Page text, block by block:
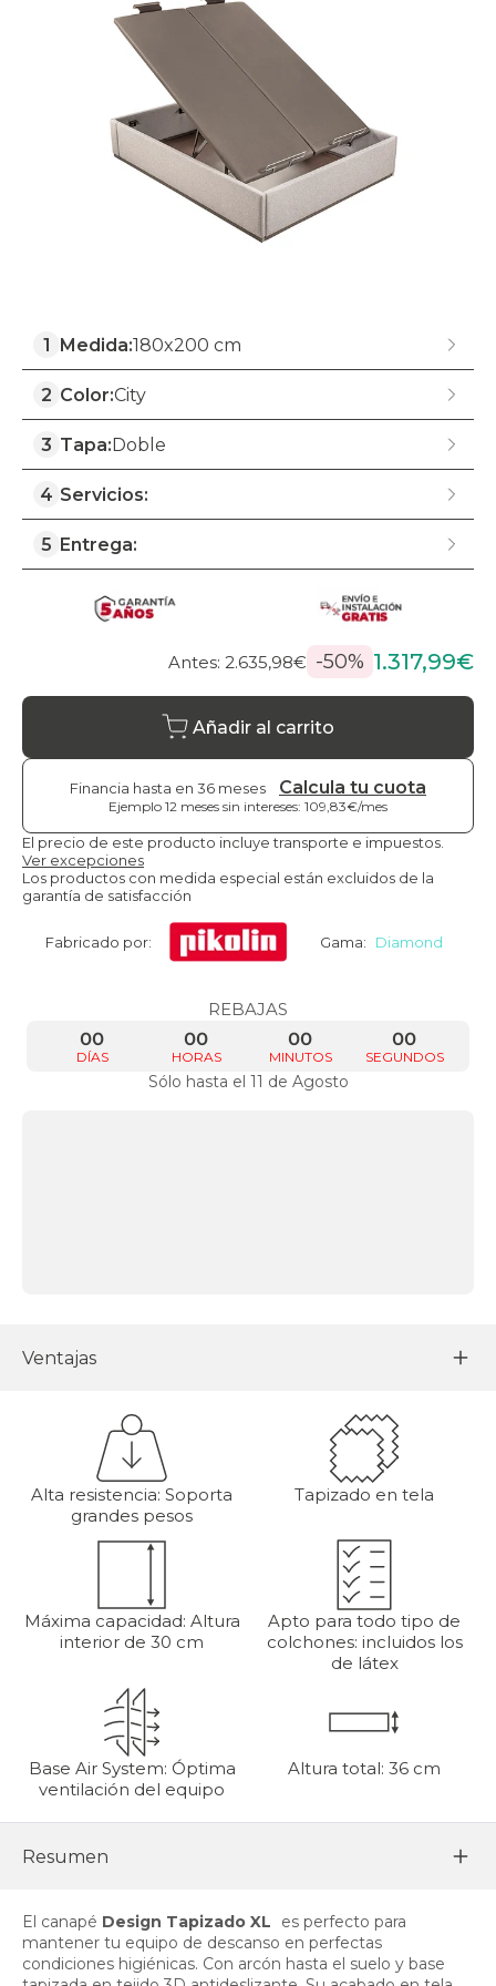
1 Medida:180x200 cm
2 Color:City
3 Tapa: Doble
4 Servicios:
5 Entrega:
Antes: 2.635,98€ -50% 1.317,99€
Añadir al carrito
Financia hasta en 36 meses Calcula tu cuota
Ejemplo 12 meses sin intereses: 109,83€/mes
El precio de este producto incluye transporte e impuestos.
Ver excepciones
Los productos con medida especial están excluidos de la
garantía de satisfacción
Fabricado por: Gama: Diamond
REBAJAS
DÍAS
00
HORAS
00
MINUTOS
00
SEGUNDOS
00
Sólo hasta el 11 de Agosto
Ventajas
Alta resistencia: Soporta
grandes pesos
Tapizado en tela
Máxima capacidad: Altura
interior de 30 cm
Apto para todo tipo de
colchones: incluidos los
de látex
Base Air System: Óptima
ventilación del equipo
Altura total: 36 cm
Resumen
El canapé Design Tapizado XL
es perfecto para
mantener tu equipo de descanso en perfectas
condiciones higiénicas. Con arcón hasta el suelo y base